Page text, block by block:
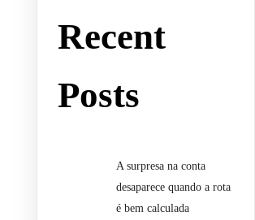
Recent
Posts
A surpresa na conta
desaparece quando a rota
é bem calculada